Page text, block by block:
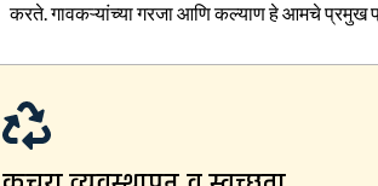
करते. गावकऱ्यांच्या गरजा आणि कल्याण हे आमचे प्रमुख